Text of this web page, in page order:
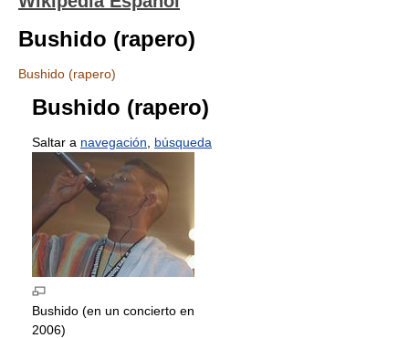
Bushido (rapero)
Bushido (rapero)
Bushido (rapero)
Saltar a navegación búsqueda
Bushido (en un concierto en
2006)